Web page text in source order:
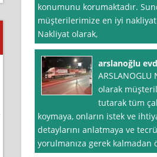
konumunu korumaktadır.
müşterilerimize en iyi
Nakliyat olarak,
arslanoğlu
olarak
tutarak tüm
koymaya, onların istek ve
detaylarını anlatmaya ve
yorulmanıza gerek kalmadan